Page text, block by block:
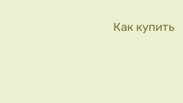
Как купить